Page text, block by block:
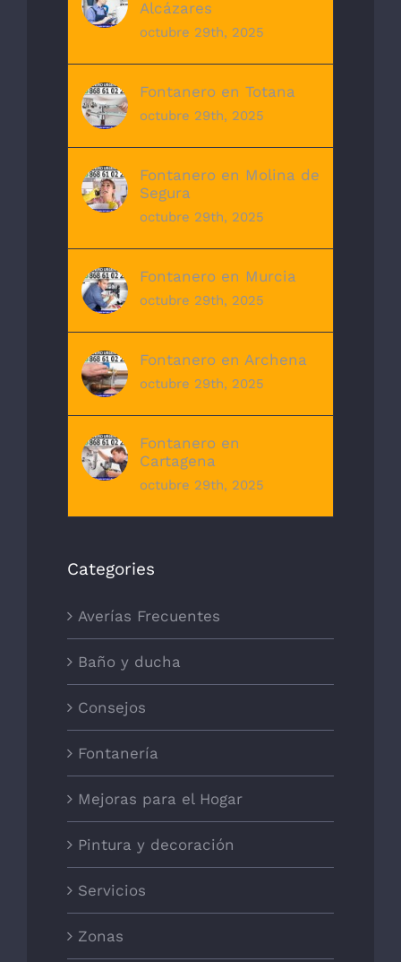
Alcázares
octubre 29th, 2025
Fontanero en Totana
octubre 29th, 2025
Fontanero en Molina de
Segura
octubre 29th, 2025
Fontanero en Murcia
octubre 29th, 2025
Fontanero en Archena
octubre 29th, 2025
Fontanero en
Cartagena
octubre 29th, 2025
Categories
Averías Frecuentes
Baño y ducha
Consejos
Fontanería
Mejoras para el Hogar
Pintura y decoración
Servicios
Zonas